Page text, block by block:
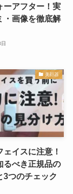
ーアフター！実
・画像を徹底解
美顔器
イスに注意！
るべき正規品の
3つのチェック